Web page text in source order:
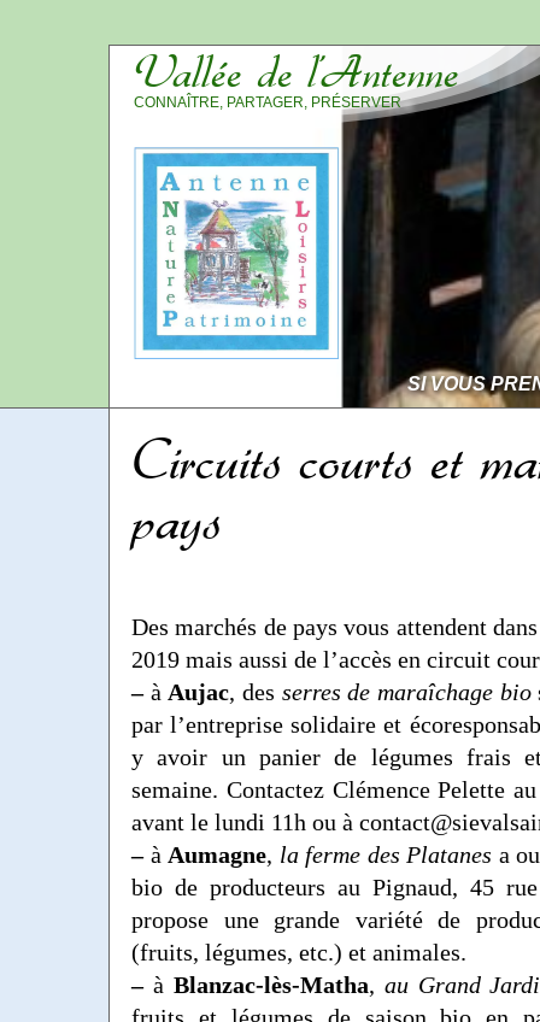
Vallée de l’Antenne
CONNAÎTRE, PARTAGER, PRÉSERVER
SI VOUS
Circuits courts et
pays
Des marchés de pays vous attendent
2019 mais aussi de l’accès en circuit
–à Aujac, des serres de maraîchage bio
par l’entreprise solidaire et
y avoir un panier de légumes frais
semaine. Contactez Clémence Pelette
avant le lundi 11h ou à
–à Aumagne, la ferme des Platanes a
bio de producteurs au Pignaud, 45
propose une grande variété de
(fruits, légumes, etc.) et animales.
–à Blanzac-lès-Matha, au Grand